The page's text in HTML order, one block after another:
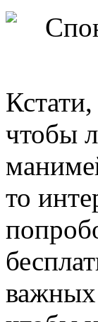
чтобы
то
важных